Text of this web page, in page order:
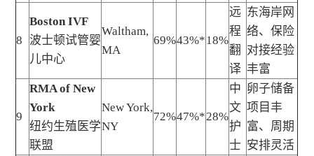
8
Boston IVF
波士顿试管婴
儿中心
Waltham,
MA
69%43%*18%
远
程
翻
译
东海岸网
络、保险
对接经验
丰富
9
RMA of New
York
纽约生殖医学
联盟
New York,
NY
72%47%*28%
中
文
护
士
卵子储备
项目丰
富、周期
安排灵活